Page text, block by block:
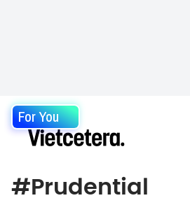
For You
#Prudential